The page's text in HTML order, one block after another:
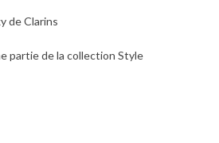
de Clarins
partie de la collection Style